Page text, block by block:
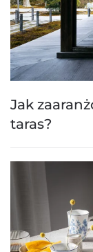
Jak
taras?